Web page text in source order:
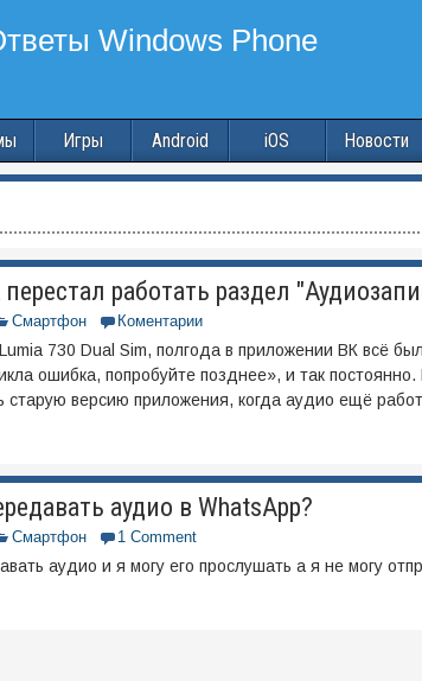
Игры Android iOS Новости
работать раздел
Смартфон Коментарии
730 Dual Sim, полгода в приложении ВК всё
ошибка, попробуйте позднее», и так
старую версию приложения, когда аудио ещё
аудио в WhatsApp?
Смартфон 1 Comment
аудио и я могу его прослушать а я не могу